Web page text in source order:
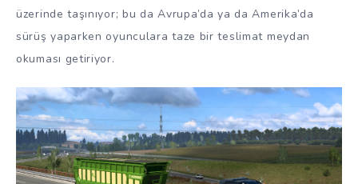
üzerinde taşınıyor; bu da Avrupa’da ya da Amerika’da
sürüş yaparken oyunculara taze bir teslimat meydan
okuması getiriyor.